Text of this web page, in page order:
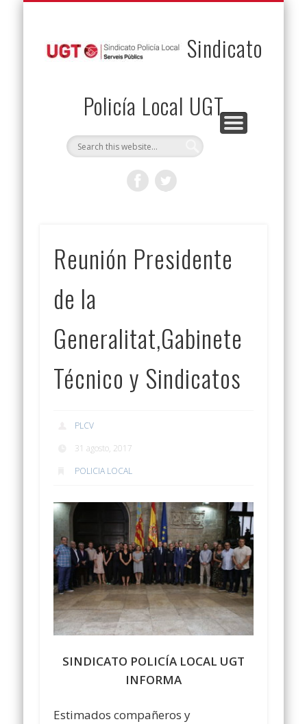
Sindicato
Policía Local UGT
Reunión Presidente
de la
Generalitat,Gabinete
Técnico y Sindicatos
PLCV
31 agosto, 2017
POLICIA LOCAL
SINDICATO POLICÍA LOCAL UGT
INFORMA
Estimados compañeros y